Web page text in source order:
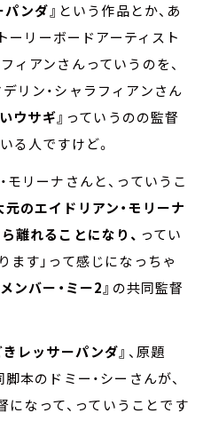
ンダ』 という作品とか、あ
ーリーボードアーティスト
ィアンさんっていうのを、
リン・シャラフィアンさん
ウサギ』 っていうのの監督
る人ですけど。
モリーナさんと、っていうこ
のエイドリアン・モリーナ
離れることになり、 ってい
ます」って感じになっちゃ
ンバー・ミー2』 の共同監督
きレッサーパンダ』 、原題
本のドミー・シーさんが、
になって、っていうことです